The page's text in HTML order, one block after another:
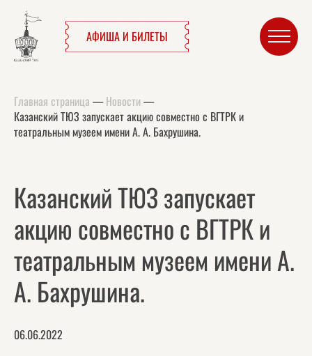
АФИША И БИЛЕТЫ
Главная страница —Новости —
Казанский ТЮЗ запускает акцию совместно с ВГТРК и
театральным музеем имени А. А. Бахрушина.
Казанский ТЮЗ запускает
акцию совместно с ВГТРК и
театральным музеем имени А.
А. Бахрушина.
06.06.2022